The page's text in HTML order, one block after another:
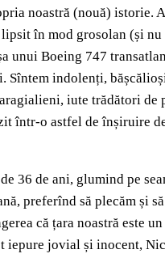
noastră (nouă) istorie.
în mod grosolan (și
unui Boeing 747
Sîntem indolenți,
iute trădători de
într-o astfel de înșiruire
36 de ani, glumind pe
preferînd să plecăm și
că țara noastră este un
jovial și inocent,